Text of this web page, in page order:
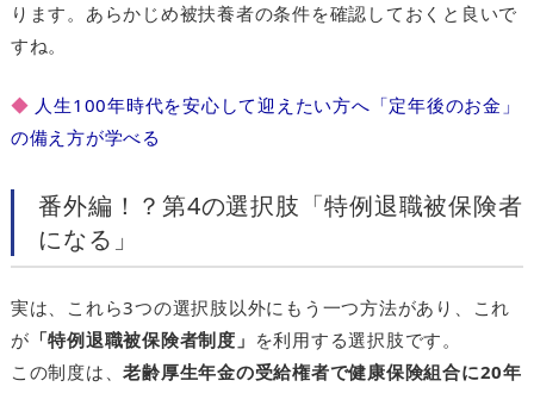
ります。あらかじめ被扶養者の条件を確認しておくと良いで
すね。
◆ 人生100年時代を安心して迎えたい方へ「定年後のお金」
の備え方が学べる
番外編！？第4の選択肢「特例退職被保険者
になる」
実は、これら3つの選択肢以外にもう一つ方法があり、これ
が 「特例退職被保険者制度」 を利用する選択肢です。
この制度は、老齢厚生年金の受給権者で健康保険組合に20年